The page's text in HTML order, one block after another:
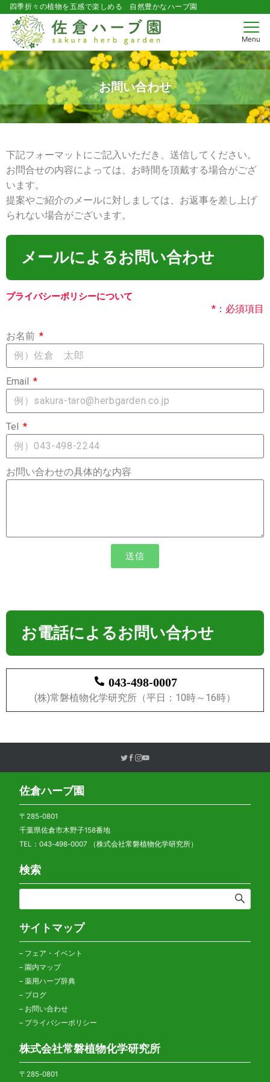
四季折々の植物を五感で楽しめる 自然豊かなハーブ園
Menu
お問い合わせ
下記フォーマットにご記入いただき、送信してください。
お問合せの内容によっては、お時間を頂戴する場合がござ
います。
提案やご紹介のメールに対しましては、お返事を差し上げ
られない場合がございます。
メールによるお問い合わせ
プライバシーポリシーについて
*：必須項目
お名前
Email
Tel
お問い合わせの具体的な内容
送信
お電話によるお問い合わせ
043-498-0007
(株)常磐植物化学研究所（平日：10時～16時）
佐倉ハーブ園
〒285-0801
千葉県佐倉市木野子158番地
TEL：043-498-0007 （株式会社常磐植物化学研究所）
検索
サイトマップ
– フェア・イベント
– 園内マップ
– 薬用ハーブ辞典
– ブログ
– お問い合わせ
– プライバシーポリシー
株式会社常磐植物化学研究所
〒285-0801